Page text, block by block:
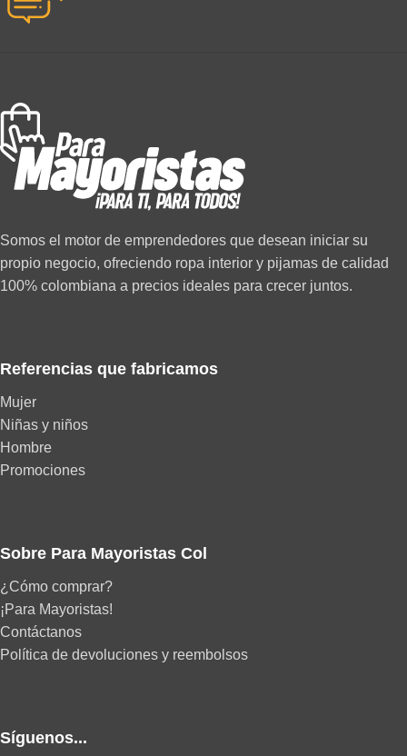
Somos el motor de emprendedores que desean iniciar su
propio negocio, ofreciendo ropa interior y pijamas de calidad
100% colombiana a precios ideales para crecer juntos.
Referencias que fabricamos
Mujer
Niñas y niños
Hombre
Promociones
Sobre Para Mayoristas Col
¿Cómo comprar?
¡Para Mayoristas!
Contáctanos
Política de devoluciones y reembolsos
Síguenos...